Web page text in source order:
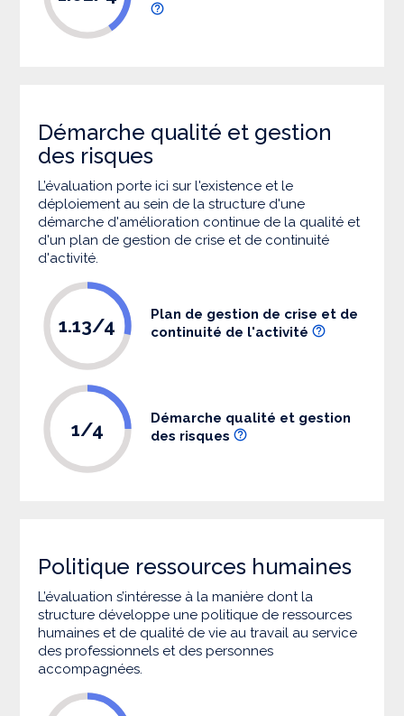
Démarche qualité et gestion
des risques
L’évaluation porte ici sur l'existence et le
déploiement au sein de la structure d'une
démarche d'amélioration continue de la qualité et
d'un plan de gestion de crise et de continuité
d'activité.
1.13/4
Plan de gestion de crise et de
continuité de l'activité
1/4
Démarche qualité et gestion
des risques
Politique ressources humaines
L’évaluation s’intéresse à la manière dont la
structure développe une politique de ressources
humaines et de qualité de vie au travail au service
des professionnels et des personnes
accompagnées.